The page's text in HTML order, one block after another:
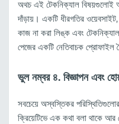
অথচ এই টেকনিক্যাল বিষয়গুলোই
দাঁড়ায়। একটি ধীরগতির
কাজ না করা লিঙ্ক এবং
পেজের একটি নেতিবাচক প্রোফাইল
ভুল নম্বর ৪. বিজ্ঞাপন এবং
সবচেয়ে অস্বস্তিকর
ক্রিয়েটিভে এক কথা বলা থাকে